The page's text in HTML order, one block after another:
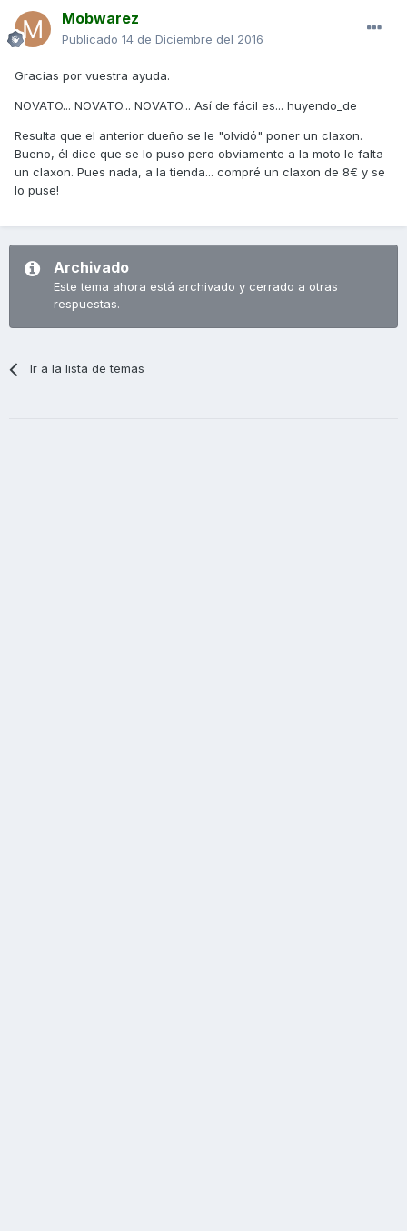
Mobwarez
Publicado 14 de Diciembre del 2016
Gracias por vuestra ayuda.
NOVATO... NOVATO... NOVATO... Así de fácil es... huyendo_de
Resulta que el anterior dueño se le "olvidó" poner un claxon.
Bueno, él dice que se lo puso pero obviamente a la moto le falta
un claxon. Pues nada, a la tienda... compré un claxon de 8€ y se
lo puse!
Archivado
Este tema ahora está archivado y cerrado a otras
respuestas.
Ir a la lista de temas